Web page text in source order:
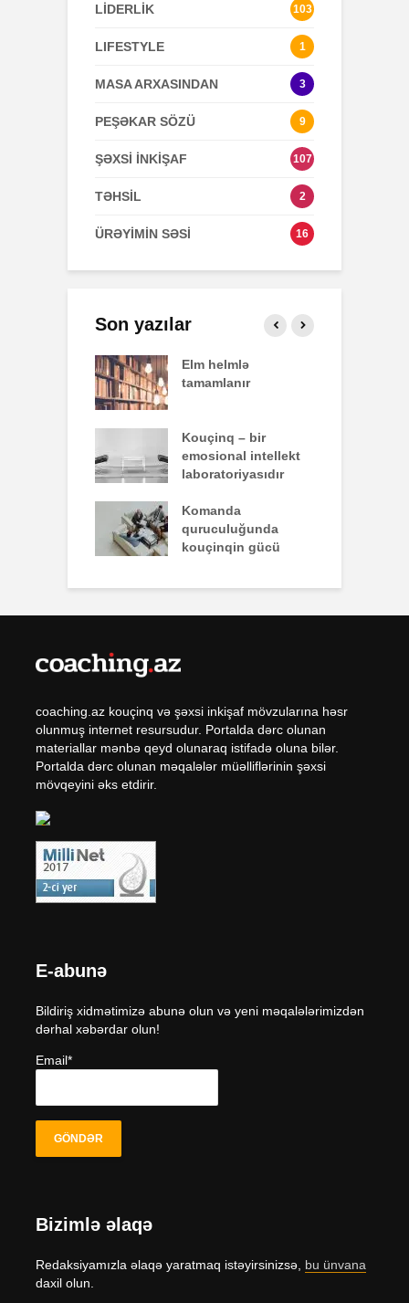
LİDERLİK 103
LIFESTYLE 1
MASA ARXASINDAN 3
PEŞƏKAR SÖZÜ 9
ŞƏXSİ İNKİŞAF 107
TƏHSİL 2
ÜRƏYİMİN SƏSİ 16
Son yazılar
Elm helmlə
tamamlanır
Kouçinq – bir
emosional intellekt
laboratoriyasıdır
Komanda
quruculuğunda
kouçinqin gücü
coaching.az kouçinq və şəxsi inkişaf mövzularına həsr
olunmuş internet resursudur. Portalda dərc olunan
materiallar mənbə qeyd olunaraq istifadə oluna bilər.
Portalda dərc olunan məqalələr müəlliflərinin şəxsi
mövqeyini əks etdirir.
E-abunə
Bildiriş xidmətimizə abunə olun və yeni məqalələrimizdən
dərhal xəbərdar olun!
Email*
Bizimlə əlaqə
Redaksiyamızla əlaqə yaratmaq istəyirsinizsə, bu ünvana
daxil olun.